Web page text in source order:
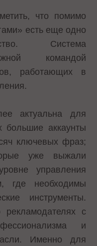
что помимо
есть еще одно
Система
командой
работающих в
актуальна для
большие аккаунты
ключевых фраз;
уже выжали
управления
где необходимы
инструменты.
рекламодателях с
и
Именно для